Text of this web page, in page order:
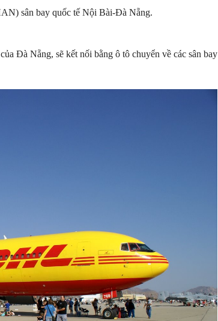
sân bay quốc tế Nội Bài-Đà Nẵng.
Đà Nẵng, sẽ kết nối bằng ô tô chuyển về các sân bay